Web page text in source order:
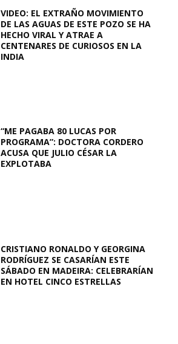
VIDEO: EL EXTRAÑO MOVIMIENTO
DE LAS AGUAS DE ESTE POZO SE HA
HECHO VIRAL Y ATRAE A
CENTENARES DE CURIOSOS EN LA
INDIA
“ME PAGABA 80 LUCAS POR
PROGRAMA”: DOCTORA CORDERO
ACUSA QUE JULIO CÉSAR LA
EXPLOTABA
CRISTIANO RONALDO Y GEORGINA
RODRÍGUEZ SE CASARÍAN ESTE
SÁBADO EN MADEIRA: CELEBRARÍAN
EN HOTEL CINCO ESTRELLAS